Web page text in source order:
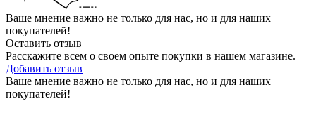
Ваше мнение важно не только для нас, но и для наших
покупателей!
Оставить отзыв
Расскажите всем о своем опыте покупки в нашем магазине.
Добавить отзыв
Ваше мнение важно не только для нас, но и для наших
покупателей!